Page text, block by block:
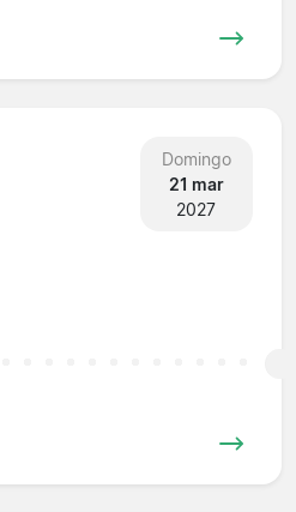
Domingo
21 mar
2027